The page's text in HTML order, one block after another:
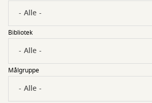
Bibliotek
Målgruppe